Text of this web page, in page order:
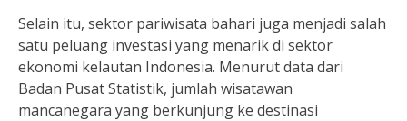
Selain itu, sektor pariwisata bahari juga menjadi salah
satu peluang investasi yang menarik di sektor
ekonomi kelautan Indonesia. Menurut data dari
Badan Pusat Statistik, jumlah wisatawan
mancanegara yang berkunjung ke destinasi